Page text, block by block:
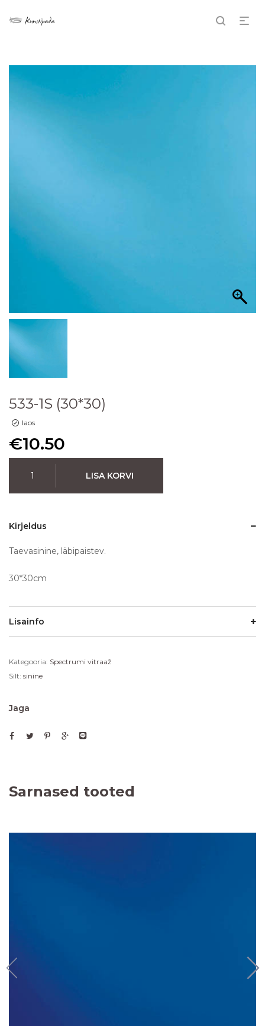
533-1S (30*30)
laos
€10.50
LISA KORVI
Kirjeldus
Taevasinine, läbipaistev.
30*30cm
Lisainfo
Kategooria: Spectrumi vitraaž
Silt: sinine
Jaga
Sarnased tooted